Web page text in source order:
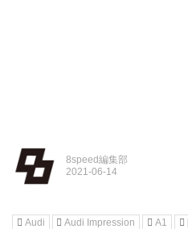
8speed編集部
Audi Audi Impression A1